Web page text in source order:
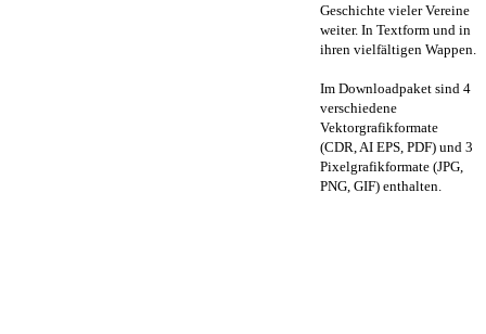
Geschichte vieler Vereine
weiter. In Textform und in
ihren vielfältigen Wappen.
Im Downloadpaket sind 4
verschiedene
Vektorgrafikformate
(CDR, AI EPS, PDF) und 3
Pixelgrafikformate (JPG,
PNG, GIF) enthalten.